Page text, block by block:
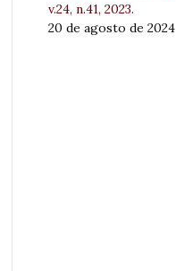
v.24, n.41, 2023.
20 de agosto de 2024